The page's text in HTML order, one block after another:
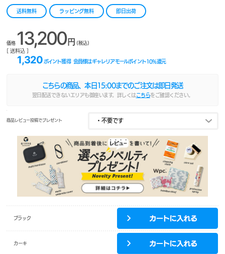
送料無料 ラッピング無料 即日出荷
価格 13,200円 (税込)
[ 送料込 ]
1,320 ポイント獲得 会員様はギャレリアモールポイント10%還元
こちらの商品、本日 15:00までのご注文は即日発送
翌日配送できないエリアも御座います。詳しくは こちらをご確認ください。
商品レビュー投稿でプレゼント
ブラック
カーキ